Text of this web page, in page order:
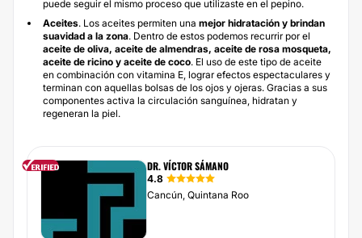
puede seguir el mismo proceso que utilizaste en el pepino.
Aceites. Los aceites permiten una mejor hidratación y brindan
suavidad a la zona. Dentro de estos podemos recurrir por el
aceite de oliva, aceite de almendras, aceite de rosa mosqueta,
aceite de ricino y aceite de coco. El uso de este tipo de aceite
en combinación con vitamina E, lograr efectos espectaculares y
terminan con aquellas bolsas de los ojos y ojeras. Gracias a sus
componentes activa la circulación sanguínea, hidratan y
regeneran la piel.
DR. VÍCTOR SÁMANO
4.8
Cancún, Quintana Roo